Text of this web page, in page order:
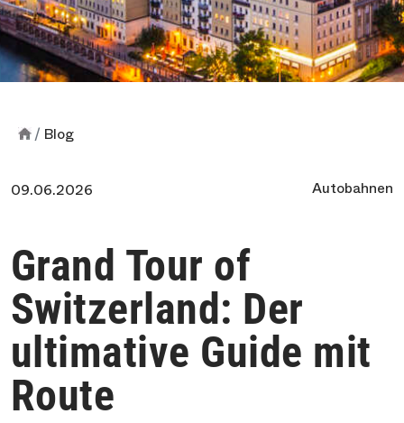
Blog
09.06.2026 Autobahnen
Grand Tour of
Switzerland: Der
ultimative Guide mit
Route